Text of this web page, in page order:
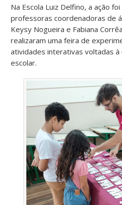
Na Escola Luiz Delfino, a ação
professoras coordenadoras de
Keysy Nogueira e Fabiana
realizaram uma feira de
atividades interativas voltadas à
escolar.